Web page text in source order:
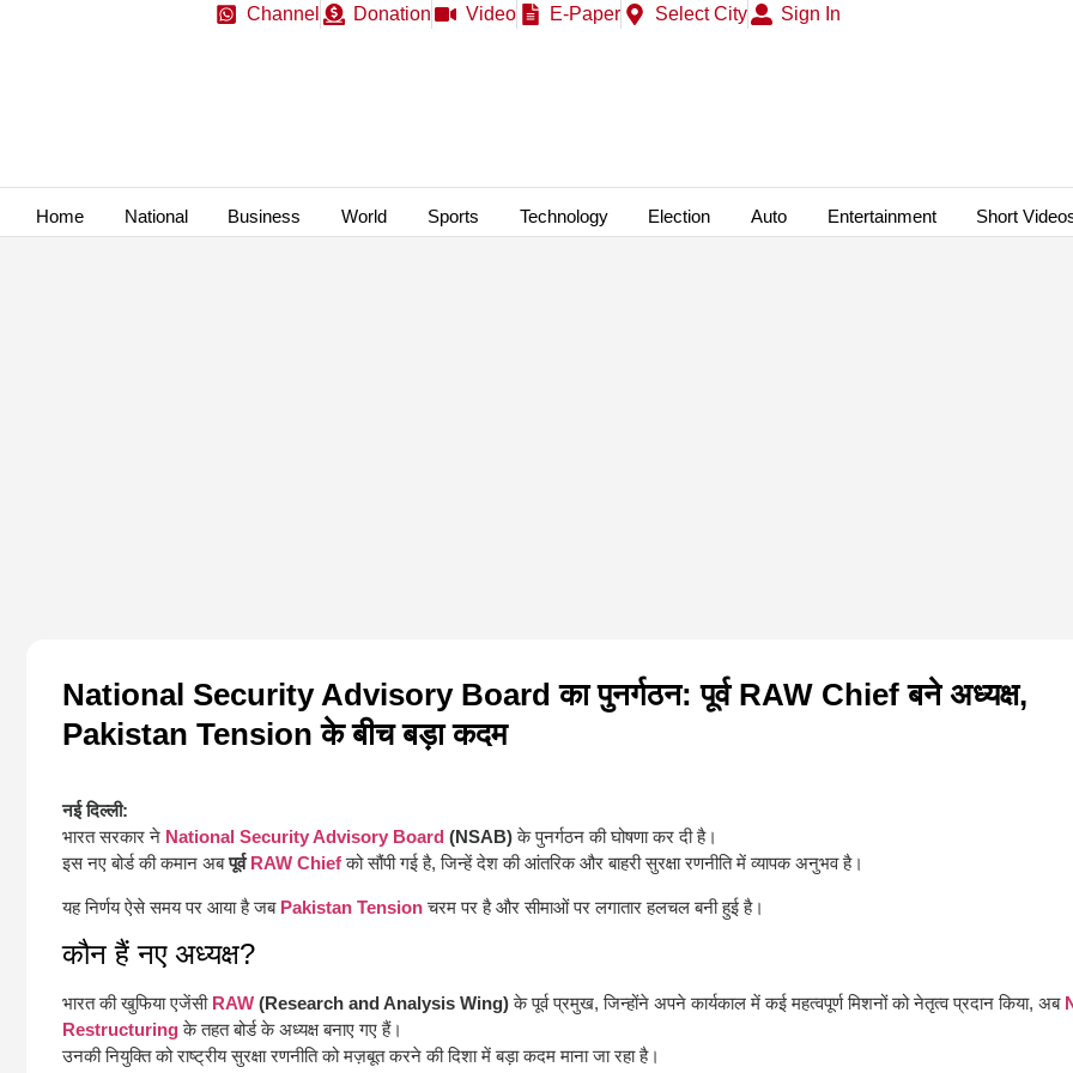
Channel Donation Video E-Paper Select City Sign In
Home National Business World Sports Technology Election Auto Entertainment Short
National Security Advisory Board का पुनर्गठन: पूर्व RAW Chief बने अध्यक्ष,
Pakistan Tension के बीच बड़ा कदम
नई दिल्ली:
भारत सरकार ने National Security Advisory Board (NSAB)के पुनर्गठन की घोषणा कर दी है।
इस नए बोर्ड की कमान अबपूर्वRAW Chiefको सौंपी गई है, जिन्हें देश की आंतरिक और बाहरी सुरक्षा रणनीति में व्यापक अनुभव है।
यह निर्णय ऐसे समय पर आया है जब Pakistan Tensionचरम पर है और सीमाओं पर लगातार हलचल बनी हुई है।
कौन हैं नए अध्यक्ष?
भारत की खुफिया एजेंसी RAW (Research and Analysis Wing)के पूर्व प्रमुख, जिन्होंने अपने कार्यकाल में कई महत्वपूर्ण मिशनों को नेतृत्व प्रदान किया, अब
Restructuringके तहत बोर्ड के अध्यक्ष बनाए गए हैं।
उनकी नियुक्ति को राष्ट्रीय सुरक्षा रणनीति को मज़बूत करने की दिशा में बड़ा कदम माना जा रहा है।